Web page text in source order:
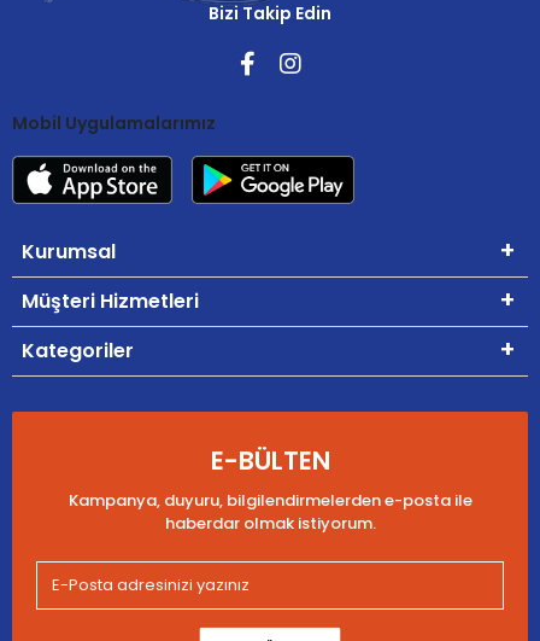
Bizi Takip Edin
Mobil Uygulamalarımız
Kurumsal
Müşteri Hizmetleri
Kategoriler
E-BÜLTEN
Kampanya, duyuru, bilgilendirmelerden e-posta ile
haberdar olmak istiyorum.